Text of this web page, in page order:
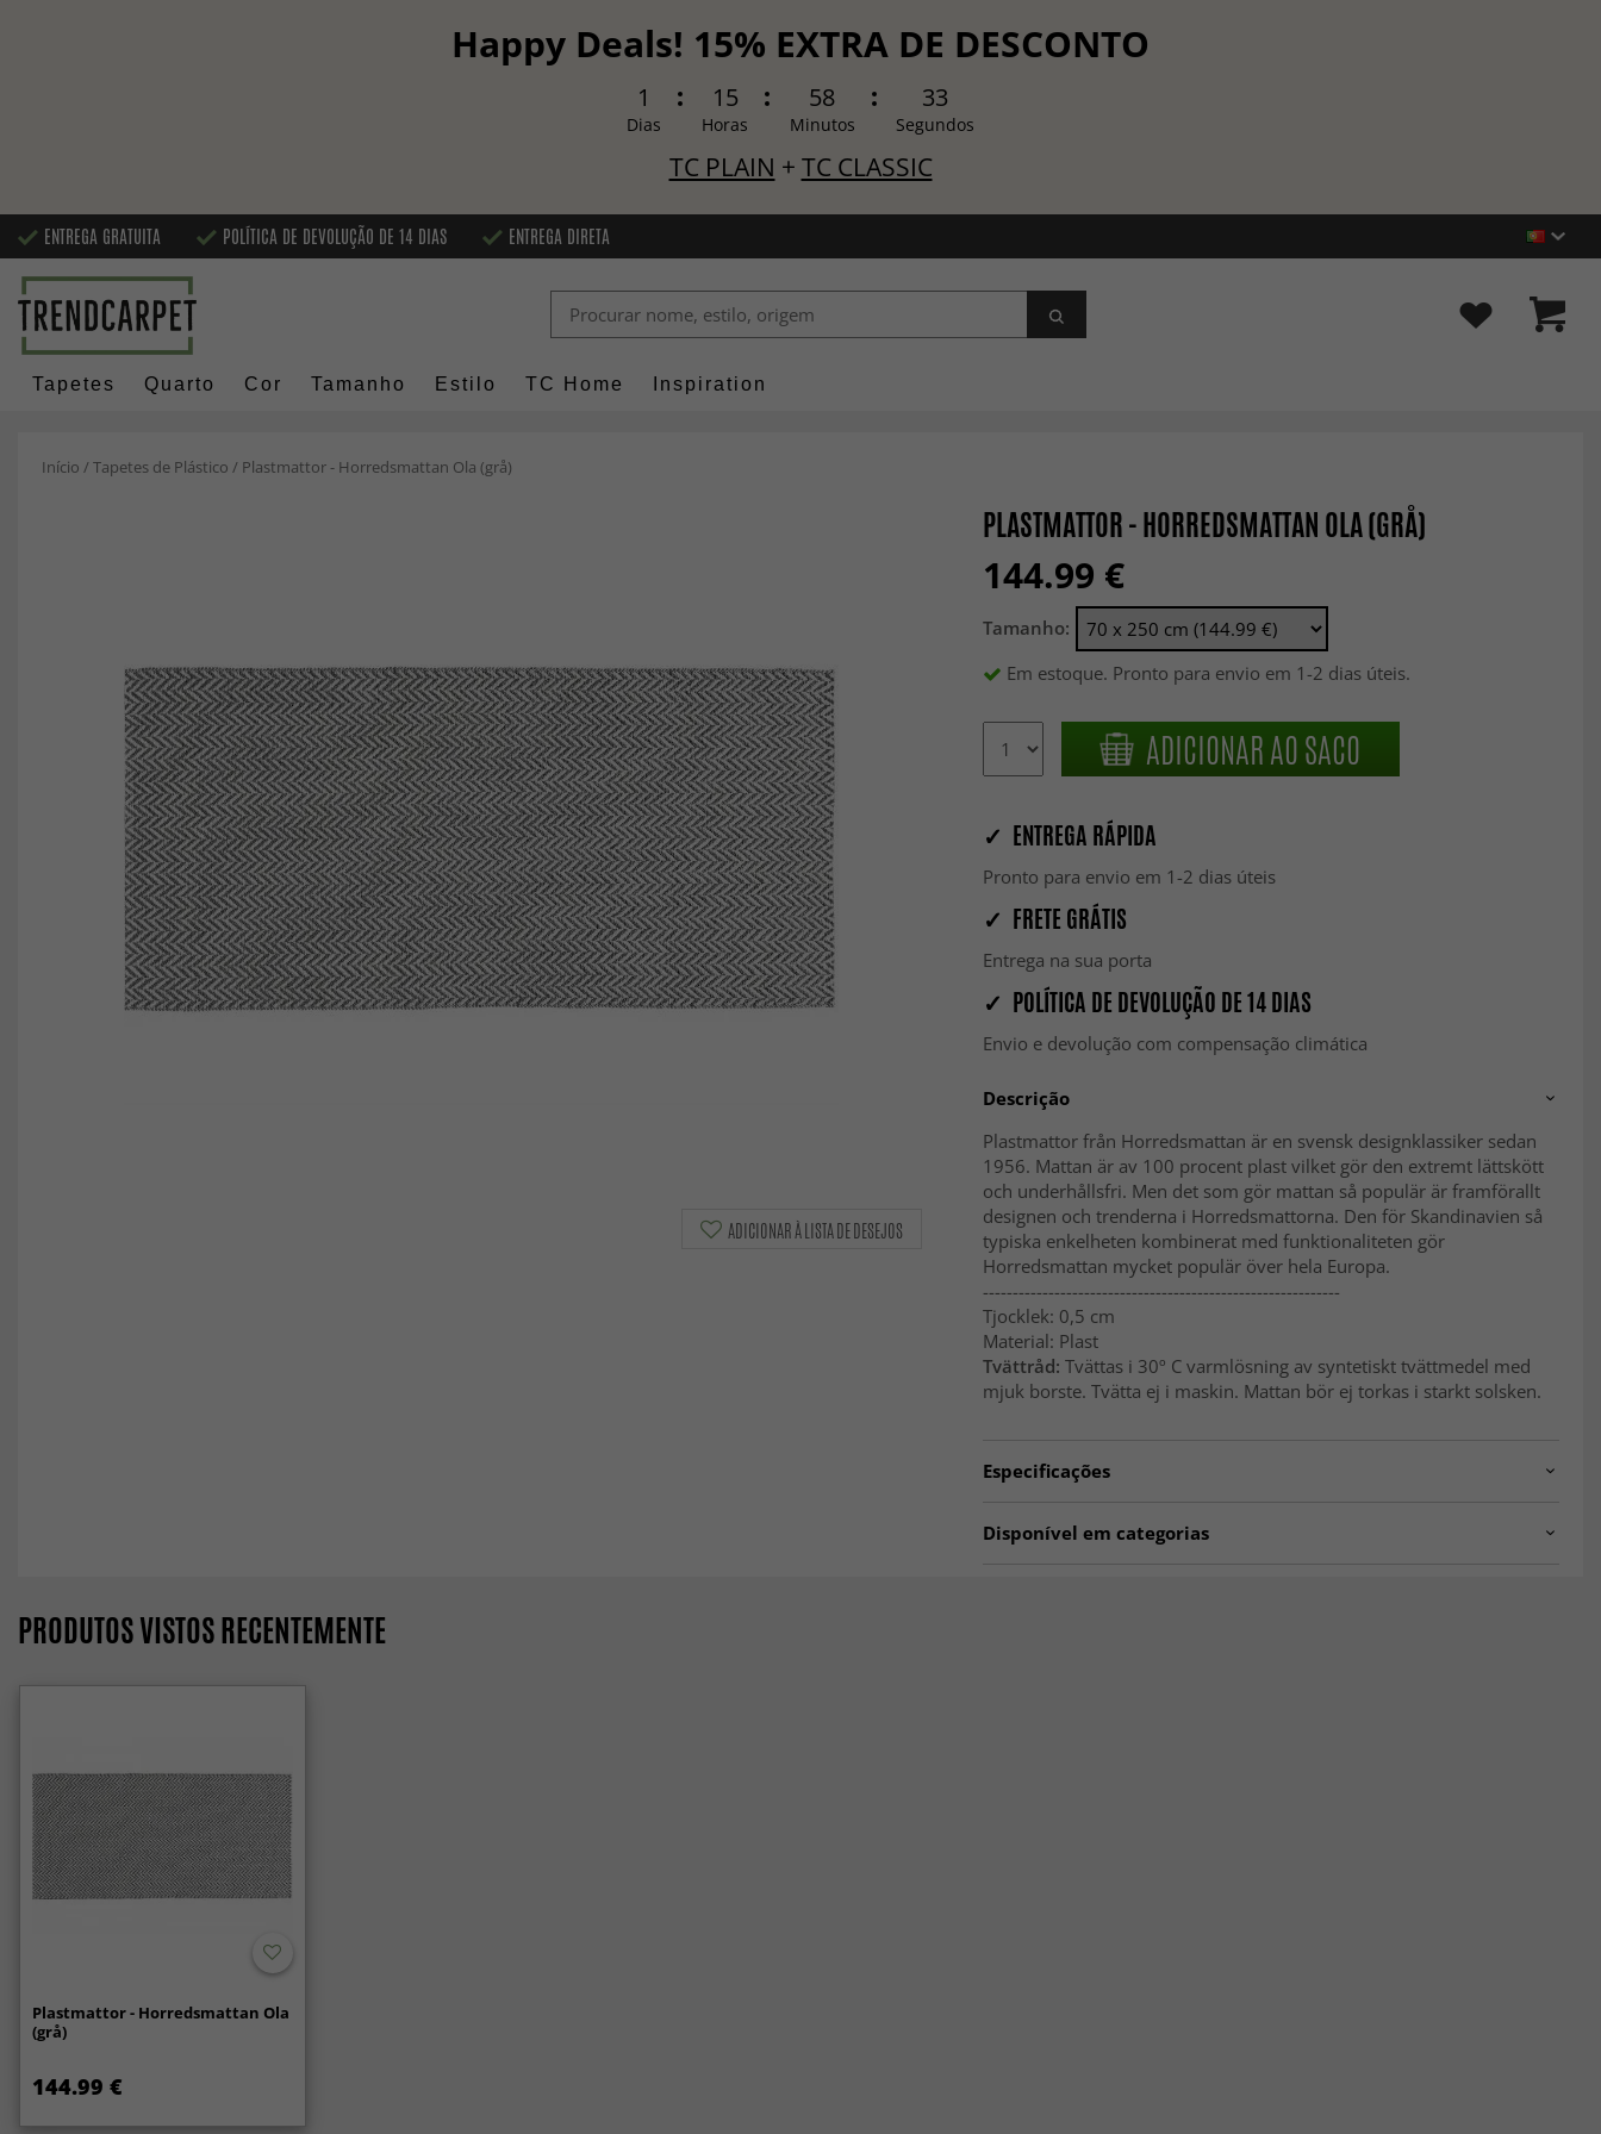
Happy Deals! 15% EXTRA DE DESCONTO
1
Dias
15
Horas
58
Minutos
31
Segundos
TC PLAIN + TC CLASSIC
ENTREGA GRATUITA POLÍTICA DE DEVOLUÇÃO DE 14 DIAS ENTREGA DIRETA
Tapetes Quarto Cor Tamanho Estilo TC Home Inspiration
Início /Tapetes de Plástico / Plastmattor - Horredsmattan Ola (grå)
PLASTMATTOR - HORREDSMATTAN OLA (GRÅ)
144.99 €
Tamanho:
Em estoque. Pronto para envio em 1-2 dias úteis.
ADICIONAR AO SACO
✓ ENTREGA RÁPIDA
Pronto para envio em 1-2 dias úteis
✓ FRETE GRÁTIS
Entrega na sua porta
✓ POLÍTICA DE DEVOLUÇÃO DE 14 DIAS
Envio e devolução com compensação climática
Descrição
Plastmattor från Horredsmattan är en svensk designklassiker sedan
1956. Mattan är av 100 procent plast vilket gör den extremt lättskött
och underhållsfri. Men det som gör mattan så populär är framförallt
designen och trenderna i Horredsmattorna. Den för Skandinavien så
typiska enkelheten kombinerat med funktionaliteten gör
Horredsmattan mycket populär över hela Europa.
------------------------------------------------------------
Tjocklek: 0,5 cm
Material: Plast
Tvättråd: Tvättas i 30º C varmlösning av syntetiskt tvättmedel med
mjuk borste. Tvätta ej i maskin. Mattan bör ej torkas i starkt solsken.
Especificações
Disponível em categorias
ADICIONAR À LISTA DE DESEJOS
PRODUTOS VISTOS RECENTEMENTE
Plastmattor - Horredsmattan Ola
(grå)
144.99 €